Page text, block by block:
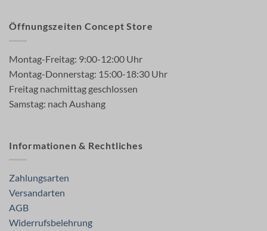
Öffnungszeiten Concept Store
Montag-Freitag: 9:00-12:00 Uhr
Montag-Donnerstag: 15:00-18:30 Uhr
Freitag nachmittag geschlossen
Samstag: nach Aushang
Informationen & Rechtliches
Zahlungsarten
Versandarten
AGB
Widerrufsbelehrung